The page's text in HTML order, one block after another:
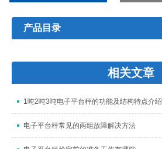
产品目录
相关文章
1吨2吨3吨电子平台秤的功能及结构特点介绍
电子平台秤常见的两组故障解决方法